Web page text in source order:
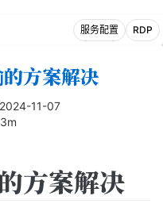
服务配置 RDP
方案解决
2024-11-07
3m
方案解决